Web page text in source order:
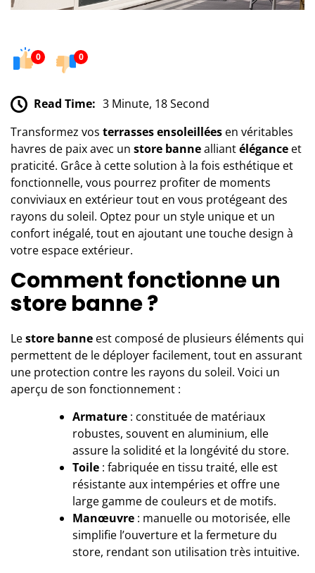
0 0
Read Time: 3 Minute, 18 Second
Transformez vos terrasses ensoleillées en véritables
havres de paix avec un store bannealliantélégance et
praticité. Grâce à cette solution à la fois esthétique et
fonctionnelle, vous pourrez profiter de moments
conviviaux en extérieur tout en vous protégeant des
rayons du soleil. Optez pour un style unique et un
confort inégalé, tout en ajoutant une touche design à
votre espace extérieur.
Comment fonctionne un
store banne ?
Lestore banne est composé de plusieurs éléments qui
permettent de le déployer facilement, tout en assurant
une protection contre les rayons du soleil. Voici un
aperçu de son fonctionnement :
Armature : constituée de matériaux
robustes, souvent en aluminium, elle
assure la solidité et la longévité du store.
Toile : fabriquée en tissu traité, elle est
résistante aux intempéries et offre une
large gamme de couleurs et de motifs.
Manœuvre : manuelle ou motorisée, elle
simplifie l’ouverture et la fermeture du
store, rendant son utilisation très intuitive.